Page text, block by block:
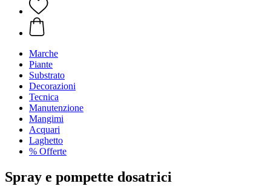
Marche
Piante
Substrato
Decorazioni
Tecnica
Manutenzione
Mangimi
Acquari
Laghetto
% Offerte
Spray e pompette dosatrici